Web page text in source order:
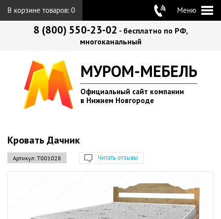
В корзине товаров: 0 Меню
8 (800) 550-23-02 - бесплатно по РФ,
многоканальный
МУРОМ-МЕБЕЛЬ
Официальный сайт компании
в Нижнем Новгороде
Кровать Дачник
Артикул: Т001028 Читать отзывы